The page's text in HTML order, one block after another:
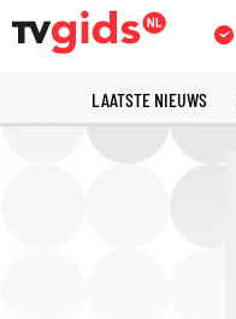
LAATSTE NIEUWS